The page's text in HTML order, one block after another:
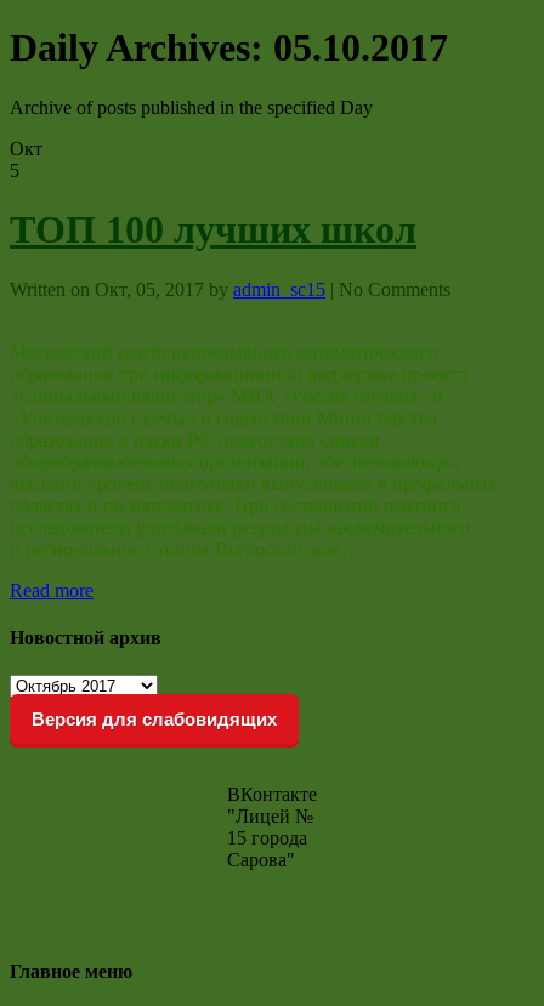
Daily Archives: 05.10.2017
Archive of posts published in the specified Day
Окт
5
ТОП 100 лучших школ
Written on Окт, 05, 2017 by admin_sc15 | No Comments
Московский центр непрерывного математического
образования при информационной поддержке проекта
«Социальный навигатор» МИА «Россия сегодня» и
«Учительской газеты» и содействии Министерства
образования и науки РФ подготовил списки
общеобразовательных организаций, обеспечивающих
высокий уровень подготовки выпускников в профильных
областях и по математике. При составлении рейтинга
исследователи учитывали результаты заключительного
и регионального этапов Всероссийской…
Read more
Новостной архив
Новостной
архив
Версия для слабовидящих
ВКонтакте
"Лицей №
15 города
Сарова"
Главное меню